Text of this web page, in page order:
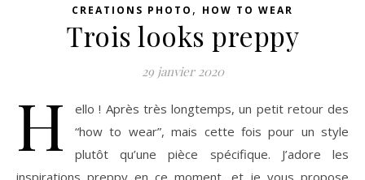
CREATIONS PHOTO , HOW TO WEAR
Trois looks preppy
29 janvier 2020
H
ello ! Après très longtemps, un petit retour des
“how to wear”, mais cette fois pour un style
plutôt qu’une pièce spécifique. J’adore les